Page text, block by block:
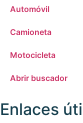
Automóvil
Camioneta
Motocicleta
Abrir buscador
Enlaces